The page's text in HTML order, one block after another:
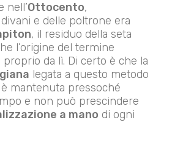
nell’Ottocento,
e delle poltrone era
, il residuo della seta
l’origine del termine
da lì. Di certo è che la
legata a questo metodo
mantenuta pressoché
e non può prescindere
a mano di ogni